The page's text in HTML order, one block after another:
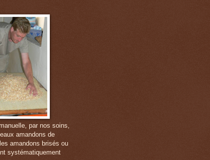
par nos soins,
amandons de
amandons brisés ou
systématiquement